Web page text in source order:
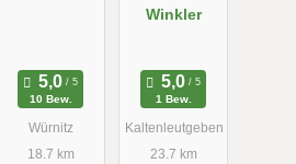
10 Bew.
Würnitz
18.7 km
Winkler
1 Bew.
Kaltenleutgeben
23.7 km